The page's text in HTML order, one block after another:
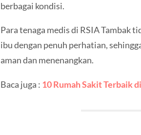
berbagai kondisi.
Para tenaga medis di RSIA Tambak
ibu dengan penuh perhatian,
aman dan menenangkan.
Baca juga : 10 Rumah Sakit Terbaik